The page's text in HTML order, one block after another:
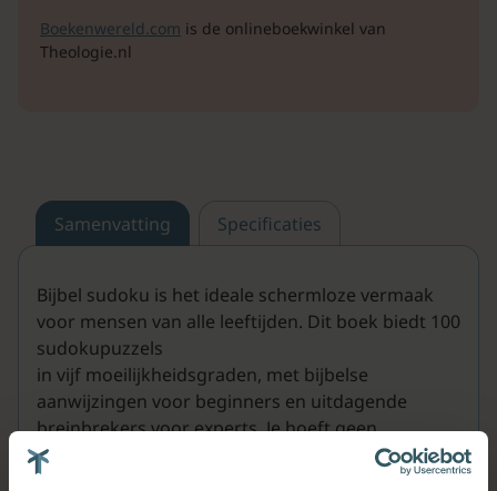
Boekenwereld.com is de onlineboekwinkel van
Theologie.nl
Samenvatting Specificaties
Bijbel sudoku is het ideale schermloze vermaak
voor mensen van alle leeftijden. Dit boek biedt 100
sudokupuzzels
in vijf moeilijkheidsgraden, met bijbelse
aanwijzingen voor beginners en uitdagende
breinbrekers voor experts. Je hoeft geen
wiskundegenie of sudoku-meester te zijn – alles
wat je nodig hebt is de Bijbel.